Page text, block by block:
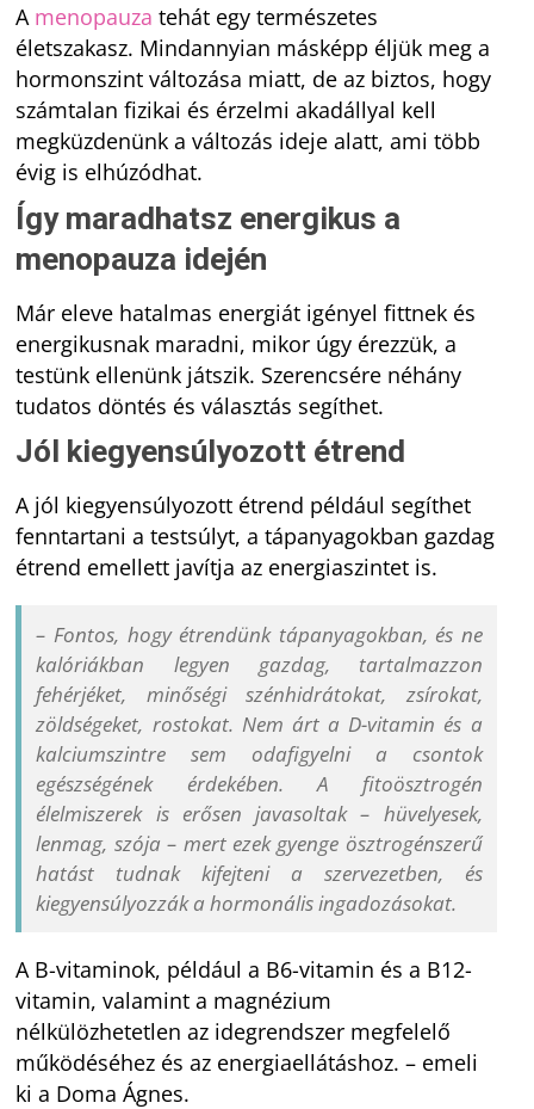
A menopauzatehát egy természetes
életszakasz. Mindannyian másképp éljük meg a
hormonszint változása miatt, de az biztos, hogy
számtalan fizikai és érzelmi akadállyal kell
megküzdenünk a változás ideje alatt, ami több
évig is elhúzódhat.
Így maradhatsz energikus a
menopauza idején
Már eleve hatalmas energiát igényel fittnek és
energikusnak maradni, mikor úgy érezzük, a
testünk ellenünk játszik. Szerencsére néhány
tudatos döntés és választás segíthet.
Jól kiegyensúlyozott étrend
A jól kiegyensúlyozott étrend például segíthet
fenntartani a testsúlyt, a tápanyagokban gazdag
étrend emellett javítja az energiaszintet is.
– Fontos, hogy étrendünk tápanyagokban, és ne
kalóriákban legyen gazdag, tartalmazzon
fehérjéket, minőségi szénhidrátokat, zsírokat,
zöldségeket, rostokat. Nem árt a D-vitamin és a
kalciumszintre sem odafigyelni a csontok
egészségének érdekében. A fitoösztrogén
élelmiszerek is erősen javasoltak – hüvelyesek,
lenmag, szója – mert ezek gyenge ösztrogénszerű
hatást tudnak kifejteni a szervezetben, és
kiegyensúlyozzák a hormonális ingadozásokat.
A B-vitaminok, például a B6-vitamin és a B12-
vitamin, valamint a magnézium
nélkülözhetetlen az idegrendszer megfelelő
működéséhez és az energiaellátáshoz. – emeli
ki a Doma Ágnes.